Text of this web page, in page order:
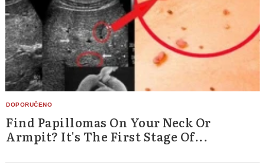
Find Papillomas On Your Neck Or
Armpit? It's The First Stage Of...